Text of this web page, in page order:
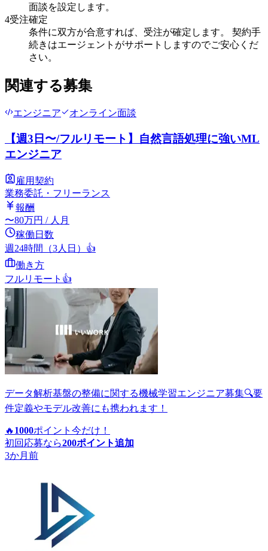
面談を設定します。
4受注確定
条件に双方が合意すれば、受注が確定します。 契約手
続きはエージェントがサポートしますのでご安心くだ
さい。
関連する募集
エンジニア オンライン面談
【週3日〜/フルリモート】自然言語処理に強いML
エンジニア
雇用契約
業務委託・フリーランス
報酬
〜80万円 / 人月
稼働日数
週24時間（3人日） 👍
働き方
フルリモート 👍
データ解析基盤の整備に関する機械学習エンジニア募集🔍要
件定義やモデル改善にも携われます！
🔥 1000ポイント 今だけ！
初回応募なら200ポイント追加
3か月前